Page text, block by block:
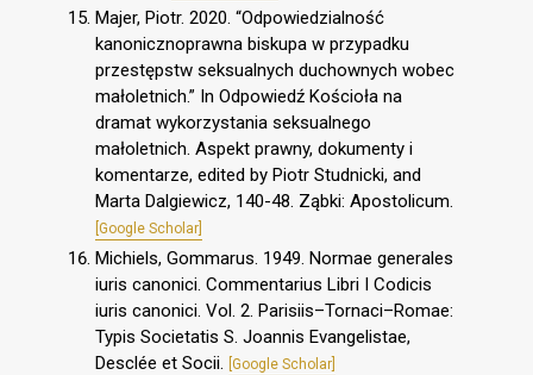
Majer, Piotr. 2020. “Odpowiedzialność
kanonicznoprawna biskupa w przypadku
przestępstw seksualnych duchownych wobec
małoletnich.” In Odpowiedź Kościoła na
dramat wykorzystania seksualnego
małoletnich. Aspekt prawny, dokumenty i
komentarze, edited by Piotr Studnicki, and
Marta Dalgiewicz, 140-48. Ząbki: Apostolicum.
[Google Scholar]
Michiels, Gommarus. 1949. Normae generales
iuris canonici. Commentarius Libri I Codicis
iuris canonici. Vol. 2. Parisiis–Tornaci–Romae:
Typis Societatis S. Joannis Evangelistae,
Desclée et Socii. [Google Scholar]